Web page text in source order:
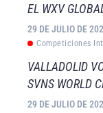
EL WXV
29 DE JULIO DE
Competiciones
VALLADOLID
SVNS WORLD
29 DE JULIO DE